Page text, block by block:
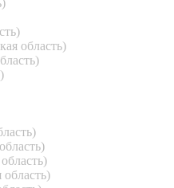
область)
область)